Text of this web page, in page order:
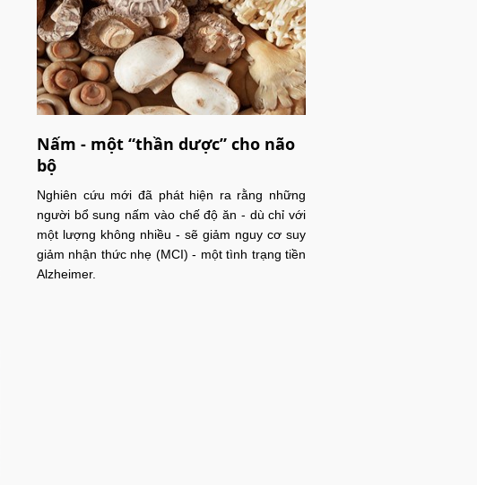
Nấm - một “thần dược” cho não
bộ
Nghiên cứu mới đã phát hiện ra rằng những
người bổ sung nấm vào chế độ ăn - dù chỉ với
một lượng không nhiều - sẽ giảm nguy cơ suy
giảm nhận thức nhẹ (MCI) - một tình trạng tiền
Alzheimer.